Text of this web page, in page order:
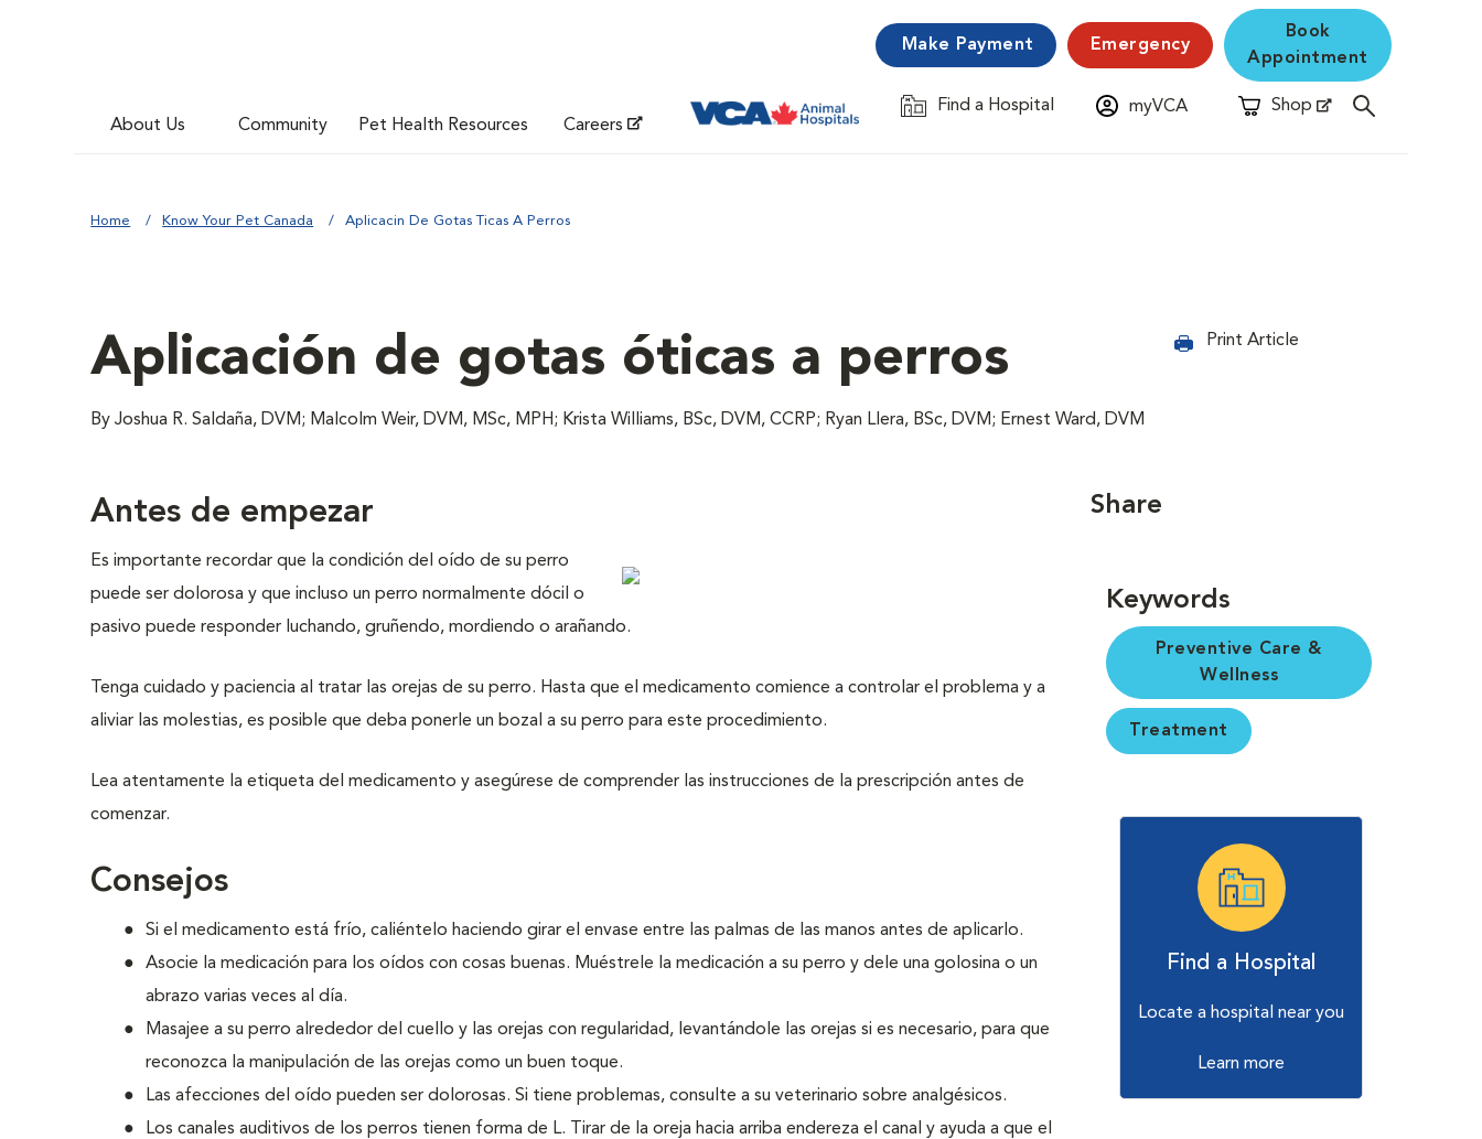
About Us Community Pet Health Resources Careers
Make Payment Emergency
Book
Appointment
Find a Hospital
Opens in New Window myVCA Shop
Opens in New Window
Home Know Your Pet Canada Aplicacin De Gotas Ticas A Perros
Aplicación de gotas óticas a perros
By Joshua R. Saldaña, DVM; Malcolm Weir, DVM, MSc, MPH; Krista Williams, BSc, DVM, CCRP; Ryan Llera, BSc, DVM; Ernest Ward, DVM
Print Article
Antes de empezar
Es importante recordar que la condición del oído de su perro
puede ser dolorosa y que incluso un perro normalmente dócil o
pasivo puede responder luchando, gruñendo, mordiendo o arañando.
Tenga cuidado y paciencia al tratar las orejas de su perro. Hasta que el medicamento comience a controlar el problema y a
aliviar las molestias, es posible que deba ponerle un bozal a su perro para este procedimiento.
Lea atentamente la etiqueta del medicamento y asegúrese de comprender las instrucciones de la prescripción antes de
comenzar.
Consejos
Si el medicamento está frío, caliéntelo haciendo girar el envase entre las palmas de las manos antes de aplicarlo.
Asocie la medicación para los oídos con cosas buenas. Muéstrele la medicación a su perro y dele una golosina o un
abrazo varias veces al día.
Masajee a su perro alrededor del cuello y las orejas con regularidad, levantándole las orejas si es necesario, para que
reconozca la manipulación de las orejas como un buen toque.
Las afecciones del oído pueden ser dolorosas. Si tiene problemas, consulte a su veterinario sobre analgésicos.
Los canales auditivos de los perros tienen forma de L. Tirar de la oreja hacia arriba endereza el canal y ayuda a que el
Share
Keywords
Preventive Care &
Wellness
Treatment
Find a Hospital
Locate a hospital near you
Learn more